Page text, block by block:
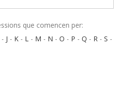
que comencen per:
- J - K - L - M - N - O - P - Q - R - S -